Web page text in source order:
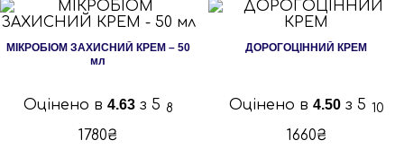
МІКРОБІОМ ЗАХИСНИЙ КРЕМ – 50
мл
Оцінено в 4.63з 5 8
1780₴
ДОРОГОЦІННИЙ КРЕМ
Оцінено в 4.50з 5 10
1660₴